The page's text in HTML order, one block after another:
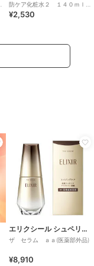
防ケア化粧水２ １４０ｍｌ
【医薬部外品】
¥2,530
エリクシール シュペリエル
ザ セラム ａａ(医薬部外品)
¥8,910